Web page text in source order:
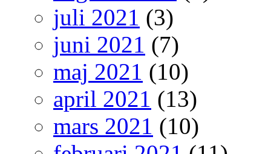
juli 2021 (3)
juni 2021 (7)
maj 2021 (10)
april 2021 (13)
mars 2021 (10)